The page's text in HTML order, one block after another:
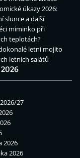
úkazy 2026:
slunce a další
miminko při
teplotách?
letní mojito
letních salátů
27
2026
2026